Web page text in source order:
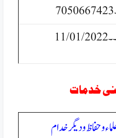
خدمات
لماء وحفاظ وديگر خدام